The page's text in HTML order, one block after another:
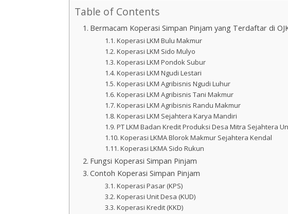
Table of Contents
Bermacam Koperasi Simpan Pinjam yang Terdaftar di
Koperasi LKM Bulu Makmur
Koperasi LKM Sido Mulyo
Koperasi LKM Pondok Subur
Koperasi LKM Ngudi Lestari
Koperasi LKM Agribisnis Ngudi Luhur
Koperasi LKM Agribisnis Tani Makmur
Koperasi LKM Agribisnis Randu Makmur
Koperasi LKM Sejahtera Karya Mandiri
PT LKM Badan Kredit Produksi Desa Mitra Sejahtera
Koperasi LKMA Blorok Makmur Sejahtera Kendal
Koperasi LKMA Sido Rukun
Fungsi Koperasi Simpan Pinjam
Contoh Koperasi Simpan Pinjam
Koperasi Pasar (KPS)
Koperasi Unit Desa (KUD)
Koperasi Kredit (KKD)